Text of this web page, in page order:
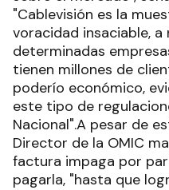
"Cablevisión es la
voracidad insaciable, a
determinadas
tienen millones de
poderío económico,
este tipo de
Nacional".A pesar de
Director de la OMIC
factura impaga por
pagarla, "hasta que